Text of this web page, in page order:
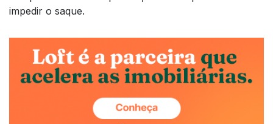
impedir o saque.